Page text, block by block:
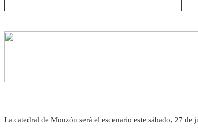
La catedral de Monzón será el escenario este sábado, 27